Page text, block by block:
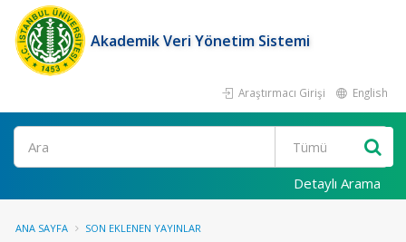
Akademik Veri Yönetim Sistemi
Araştırmacı Girişi English
Ara
Detaylı Arama
ANA SAYFA SON EKLENEN YAYINLAR